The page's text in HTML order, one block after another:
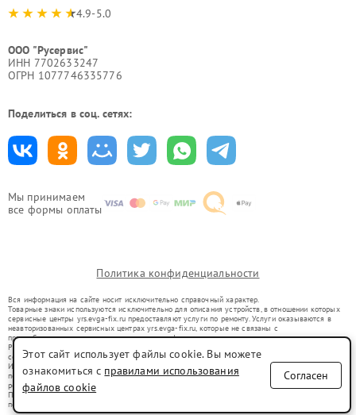
Мы принимаем
все формы оплаты
4.9-5.0
ООО "Русервис"
ИНН 7702633247
ОГРН 1077746335776
Поделиться в соц. сетях:
Политика конфиденциальности
Вся информация на сайте носит исключительно справочный характер.
Товарные знаки используются исключительно для описания устройств, в отношении которых
сервисные центры yrs.evga-fix.ru предоставляют услуги по ремонту. Услуги оказываются в
неавторизованных сервисных центрах yrs.evga-fix.ru, которые не связаны с
правообладателями товарных знаков или их официальными представителями.
Ремонт осуществляется для устройств, уже введенных в гражданский оборот в соответствии
со статьей 1487 ГК РФ.
Использование товарных знаков не преследует цели индивидуализации услуг или введения
потребителей в заблуждение, а служит для информирования о предоставляемых услугах по
ремонту техники указанных брендов.
Представленная на сайте информация не является публичной офертой, определяемой
положениями Статьи 437(2) Гражданского кодекса РФ
Этот сайт использует файлы cookie. Вы можете
ознакомиться с правилами использования
файлов cookie
Согласен